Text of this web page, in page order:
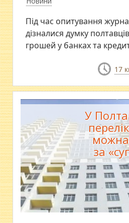
Під час опитування
дізналися думку
грошей у банках та
17
У
можна
за